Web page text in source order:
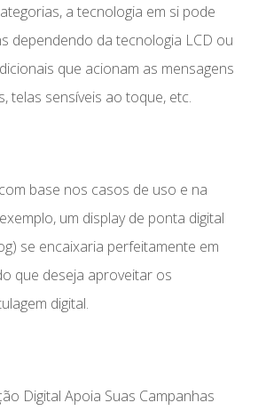
a tecnologia em si pode
dependendo da tecnologia LCD ou
que acionam as mensagens
telas sensíveis ao toque, etc.
base nos casos de uso e na
um display de ponta digital
se encaixaria perfeitamente em
que deseja aproveitar os
digital.
Digital Apoia Suas Campanhas